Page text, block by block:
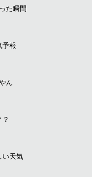
た瞬間
予報
ん
い天気